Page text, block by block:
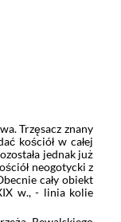
Trzęsacz znany
kościół w całej
jednak już
neogotycki z
cały obiekt
w., - linia kolie